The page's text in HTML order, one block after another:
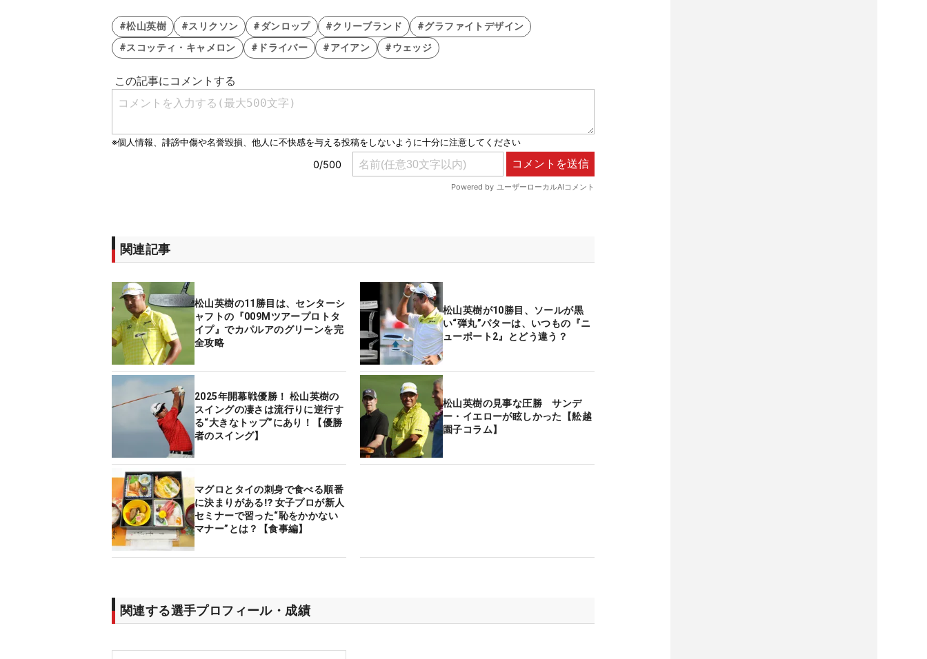
#松山英樹 #スリクソン #ダンロップ #クリーブランド
#グラファイトデザイン
#スコッティ・キャメロン
#ドライバー #アイアン #ウェッジ
関連記事
松山英樹の11勝目は、センターシ
ャフトの『009Mツアープロトタ
イプ』でカパルアのグリーンを完
全攻略
松山英樹が10勝目、ソールが黒
い“弾丸”パターは、いつもの『ニ
ューポート2』とどう違う？
2025年開幕戦優勝！ 松山英樹の
スイングの凄さは流行りに逆行す
る“大きなトップ”にあり！【優勝
者のスイング】
松山英樹の見事な圧勝 サンデ
ー・イエローが眩しかった【舩越
園子コラム】
マグロとタイの刺身で食べる順番
に決まりがある⁉ 女子プロが新人
セミナーで習った“恥をかかない
マナー”とは？【食事編】
関連する選手プロフィール・成績